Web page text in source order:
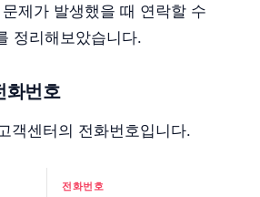
제가 발생했을 때 연락할 수
정리해보았습니다.
화번호
객센터의 전화번호입니다.
전화번호